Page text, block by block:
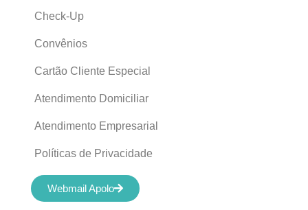
Check-Up
Convênios
Cartão Cliente Especial
Atendimento Domiciliar
Atendimento Empresarial
Políticas de Privacidade
Webmail Apolo